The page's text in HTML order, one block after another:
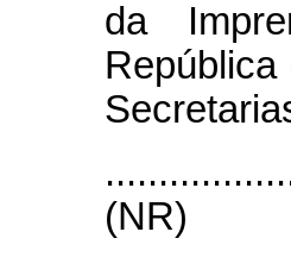
da
(NR)